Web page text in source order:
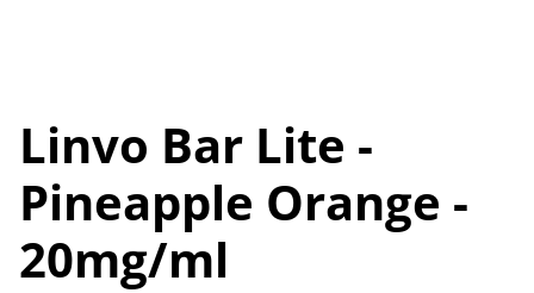
Linvo Bar Lite -
Pineapple Orange -
20mg/ml